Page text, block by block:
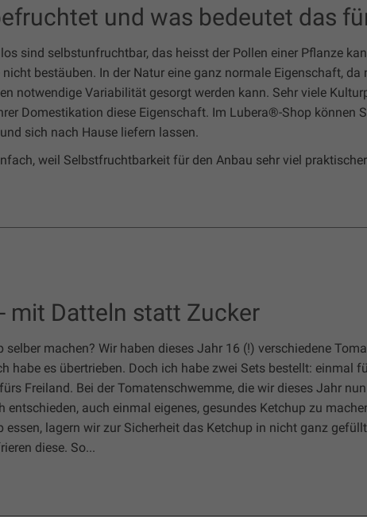
und was bedeutet das
sind selbstunfruchtbar, das heisst der Pollen einer Pflanze
nicht bestäuben. In der Natur eine ganz normale Eigenschaft, da
notwendige Variabilität gesorgt werden kann. Sehr viele
Domestikation diese Eigenschaft. Im Lubera®-Shop können
sich nach Hause liefern lassen.
weil Selbstfruchtbarkeit für den Anbau sehr viel
mit Datteln statt Zucker
selber machen? Wir haben dieses Jahr 16 (!) verschiedene
habe es übertrieben. Doch ich habe zwei Sets bestellt: einmal
Freiland. Bei der Tomatenschwemme, die wir dieses Jahr
entschieden, auch einmal eigenes, gesundes Ketchup zu
essen, lagern wir zur Sicherheit das Ketchup in nicht ganz
diese. So...